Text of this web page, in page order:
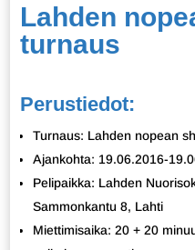
Lahden
turnaus
Perustiedot:
Turnaus: Lahden nopean
Ajankohta: 19.06.2016-
Pelipaikka: Lahden
Sammonkantu 8, Lahti
Miettimisaika: 20 + 20